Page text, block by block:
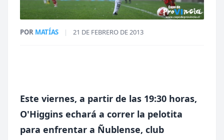
POR MATÍAS | 21 DE FEBRERO DE 2013
Este viernes, a partir de las 19:30 horas,
O'Higgins echará a correr la pelotita
para enfrentar a Ñublense, club